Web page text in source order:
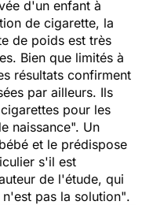
d'un enfant à
de cigarette, la
de poids est très
Bien que limités à
résultats confirment
par ailleurs. Ils
pour les
naissance". Un
et le prédispose
s'il est
de l'étude, qui
pas la solution".